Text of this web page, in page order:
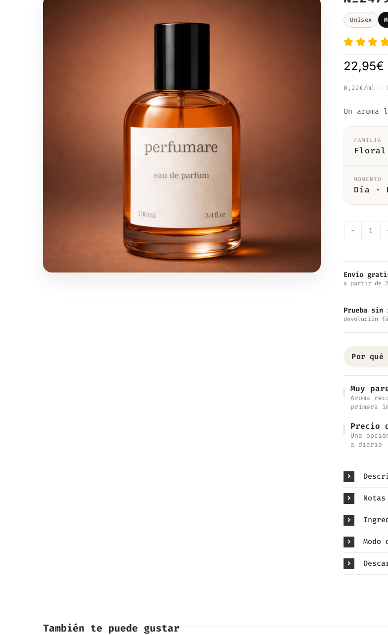
Unisex
22,95€
0,22€/ml ·
Un
FAMILIA
Floral
MOMENTO
Día ·
en
´S
Envío
a partir de
Prueba sin
devolución
Por
Muy
Aroma
primera
Precio
Una
a diario
Notas
Modo
También te puede gustar